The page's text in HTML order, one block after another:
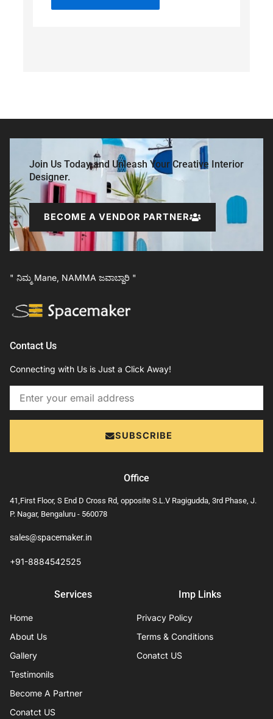
Join Us Today and Unleash Your Creative Interior
Designer.
BECOME A VENDOR PARTNER
" ನಿಮ್ಮ Mane, NAMMA ಜವಾಬ್ದಾರಿ "
Contact Us
Connecting with Us is Just a Click Away!
Email
SUBSCRIBE
Office
41,First Floor, S End D Cross Rd, opposite S.L.V Ragigudda, 3rd Phase, J.
P. Nagar, Bengaluru - 560078
sales@spacemaker.in
+91-8884542525
Services
Home
About Us
Gallery
Testimonils
Become A Partner
Conatct US
Imp Links
Privacy Policy
Terms & Conditions
Conatct US